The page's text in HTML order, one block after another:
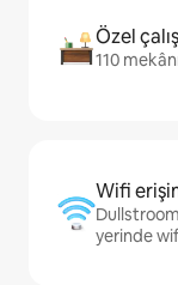
Özel
110
Wifi
yerinde